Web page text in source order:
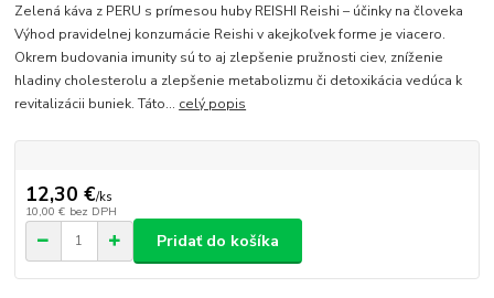
Zelená káva z PERU s prímesou huby REISHI Reishi – účinky na človeka
Výhod pravidelnej konzumácie Reishi v akejkoľvek forme je viacero.
Okrem budovania imunity sú to aj zlepšenie pružnosti ciev, zníženie
hladiny cholesterolu a zlepšenie metabolizmu či detoxikácia vedúca k
revitalizácii buniek. Táto... celý popis
12,30 €/ks
10,00 € bez DPH
Pridať do košíka